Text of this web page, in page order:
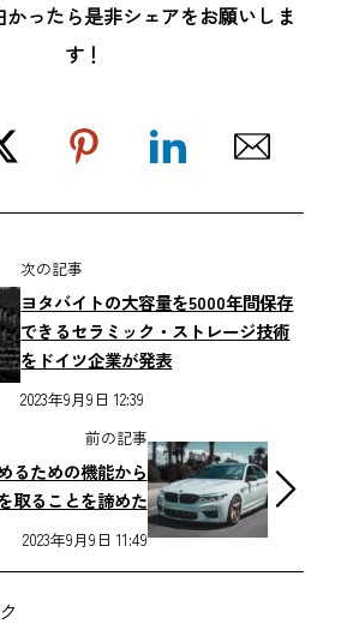
かったら是非シェアをお願いしま
す！
次の記事
ヨタバイトの大容量を5000年間保存
できるセラミック・ストレージ技術
をドイツ企業が発表
2023年9月9日 12:39
前の記事
るための機能から
取ることを諦めた
2023年9月9日 11:49